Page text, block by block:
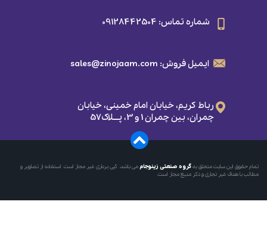
تمام حقوق این سایت متعلق بهگروه‌ صنعتی زینوجاممی باشد. کپی برداری غیر مجاز است. استفاده از تصاویر و
مطالب با هدف غیر تجاری و ذکر منبع مجاز است.
ایمیل فروش: sales@zinojaam.com
شماره تماس: 09128442504
رباط کریم، خیابان امام خمینی، خیابان
چمران، بین چمران 1 و 3، پـــلاک57